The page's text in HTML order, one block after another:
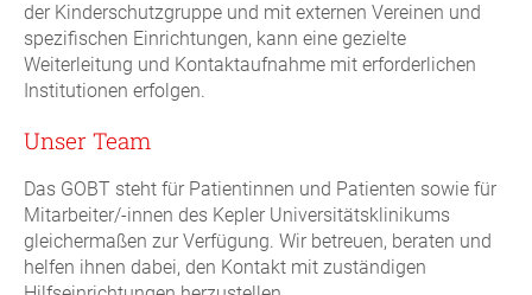
der Kinderschutzgruppe und mit externen Vereinen und
spezifischen Einrichtungen, kann eine gezielte
Weiterleitung und Kontaktaufnahme mit erforderlichen
Institutionen erfolgen.
Unser Team
Das GOBT steht für Patientinnen und Patienten sowie für
Mitarbeiter/-innen des Kepler Universitätsklinikums
gleichermaßen zur Verfügung. Wir betreuen, beraten und
helfen ihnen dabei, den Kontakt mit zuständigen